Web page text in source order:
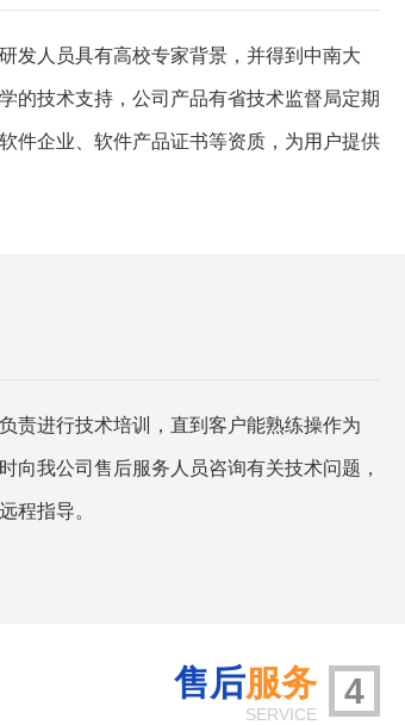
发人员具有高校专家背景，并得到中南大
的技术支持，公司产品有省技术监督局定期
件企业、软件产品证书等资质，为用户提供
责进行技术培训，直到客户能熟练操作为
向我公司售后服务人员咨询有关技术问题，
程指导。
4
售后服务
SERVICE